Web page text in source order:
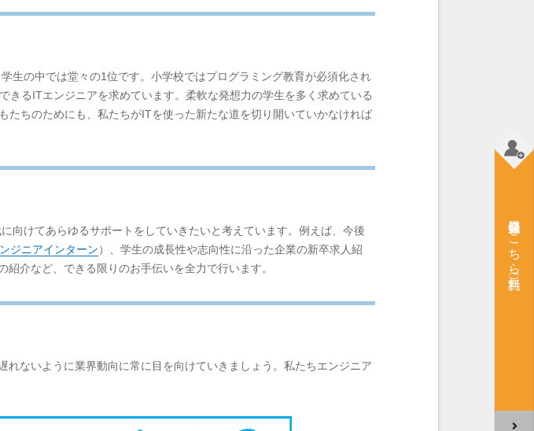
生の中では堂々の1位です。小学校ではプログラミング教育が必須化され
るITエンジニアを求めています。柔軟な発想力の学生を多く求めている
ちのためにも、私たちがITを使った新たな道を切り開いていかなければ
向けてあらゆるサポートをしていきたいと考えています。例えば、今後
ジニアインターン）、学生の成長性や志向性に沿った企業の新卒求人紹
介など、できる限りのお手伝いを全力で行います。
ないように業界動向に常に目を向けていきましょう。私たちエンジニア
会員登録はこちら（無料）